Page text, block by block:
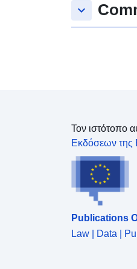
keyboard_arrow_down
Τον ιστότοπο
Εκδόσεων
Publications
Law | Data |